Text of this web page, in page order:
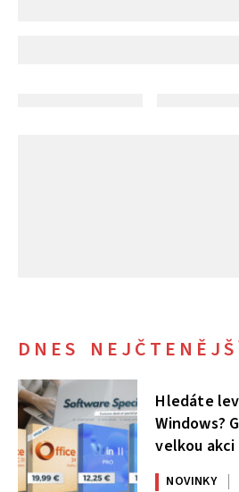
DNES
Hledáte
Windows?
velkou
NOVINKY